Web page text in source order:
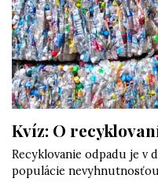
Kvíz: O
Recyklovanie odpadu je v
populácie